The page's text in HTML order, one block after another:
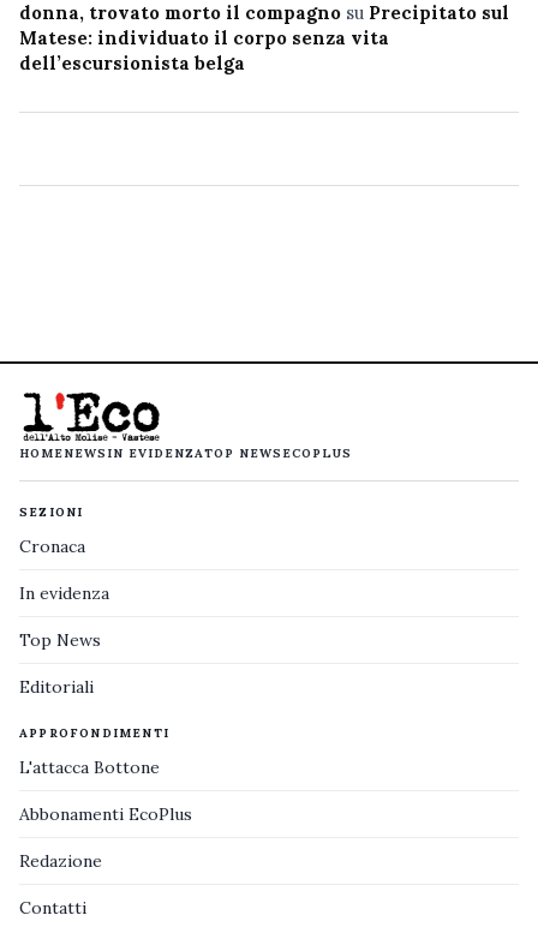
donna, trovato morto il compagno su Precipitato sul
Matese: individuato il corpo senza vita
dell’escursionista belga
HOMENEWS IN EVIDENZATOP NEWS ECOPLUS
SEZIONI
Cronaca
In evidenza
Top News
Editoriali
APPROFONDIMENTI
L'attacca Bottone
Abbonamenti EcoPlus
Redazione
Contatti